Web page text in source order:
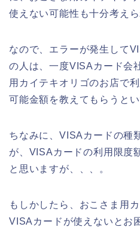
使えない可能性も十分考えら
なので、エラーが発生して
の人は、一度VISAカード会
用カイテキオリゴのお店で
可能金額を教えてもらうと
ちなみに、VISAカードの種
が、VISAカードの利用限度
と思いますが、、、。
もしかしたら、おこさま用
VISAカードが使えないとお